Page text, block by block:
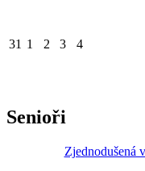
31 1 2 3 4
Senioři
Zjednodušená